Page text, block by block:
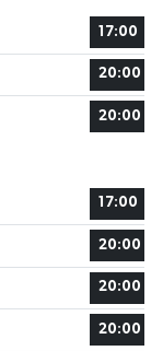
17:00
20:00
20:00
17:00
20:00
20:00
20:00